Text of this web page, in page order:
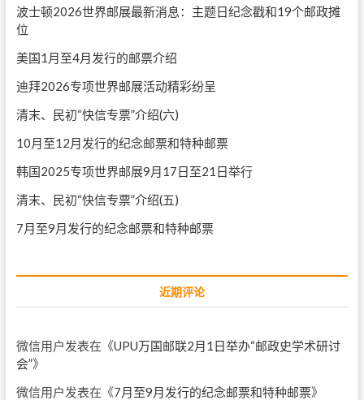
波士顿2026世界邮展最新消息：主题日纪念戳和19个邮政摊
位
美国1月至4月发行的邮票介绍
迪拜2026专项世界邮展活动精彩纷呈
清末、民初“快信专票”介绍(六)
10月至12月发行的纪念邮票和特种邮票
韩国2025专项世界邮展9月17日至21日举行
清末、民初“快信专票”介绍(五)
7月至9月发行的纪念邮票和特种邮票
近期评论
微信用户 发表在《UPU万国邮联2月1日举办“邮政史学术研讨
会”》
微信用户 发表在《7月至9月发行的纪念邮票和特种邮票》